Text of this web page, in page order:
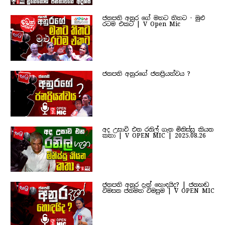
ජනපති අනුර ගේ මතට තිතට - මුළු
රටම එකට | V Open Mic
ජනපති අනුරගේ ජනප්‍රියත්වය ?
අද උසාවි එන රනිල් ගැන මිනිස්සු කියන
කතා | V OPEN MIC | 2025.08.26
ජනපති අනුර දැන් හොඳයිද? | ජනහඬ
විමසන ජනමත විමසුම | V OPEN MIC